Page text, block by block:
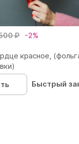
₽ -2%
красное,
Быстрый